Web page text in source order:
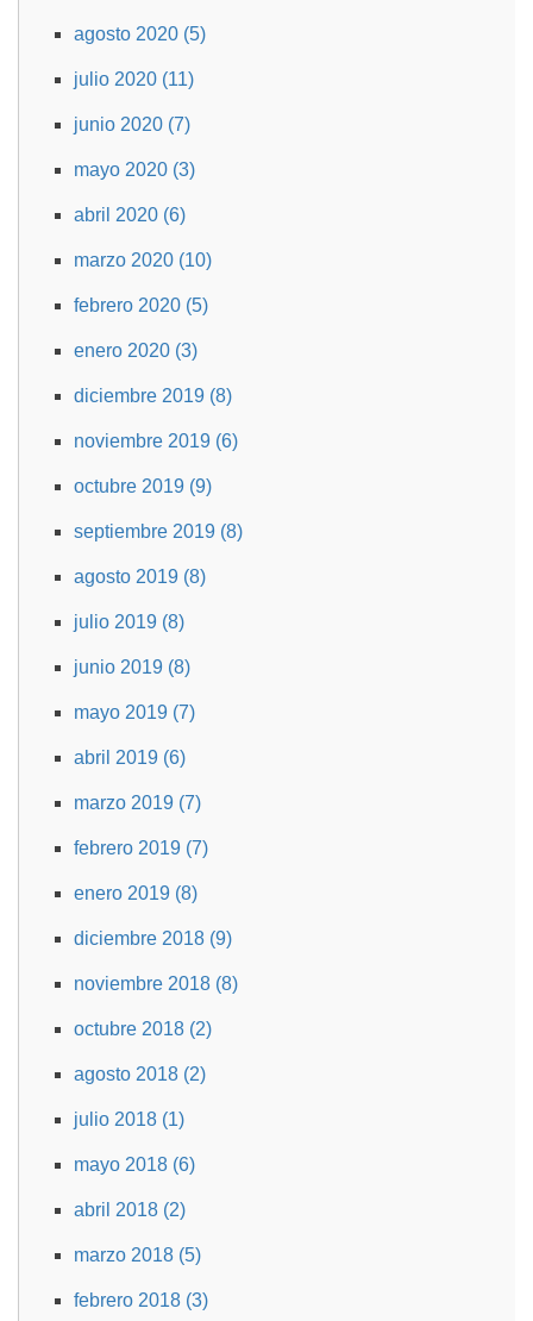
agosto 2020 (5)
julio 2020 (11)
junio 2020 (7)
mayo 2020 (3)
abril 2020 (6)
marzo 2020 (10)
febrero 2020 (5)
enero 2020 (3)
diciembre 2019 (8)
noviembre 2019 (6)
octubre 2019 (9)
septiembre 2019 (8)
agosto 2019 (8)
julio 2019 (8)
junio 2019 (8)
mayo 2019 (7)
abril 2019 (6)
marzo 2019 (7)
febrero 2019 (7)
enero 2019 (8)
diciembre 2018 (9)
noviembre 2018 (8)
octubre 2018 (2)
agosto 2018 (2)
julio 2018 (1)
mayo 2018 (6)
abril 2018 (2)
marzo 2018 (5)
febrero 2018 (3)